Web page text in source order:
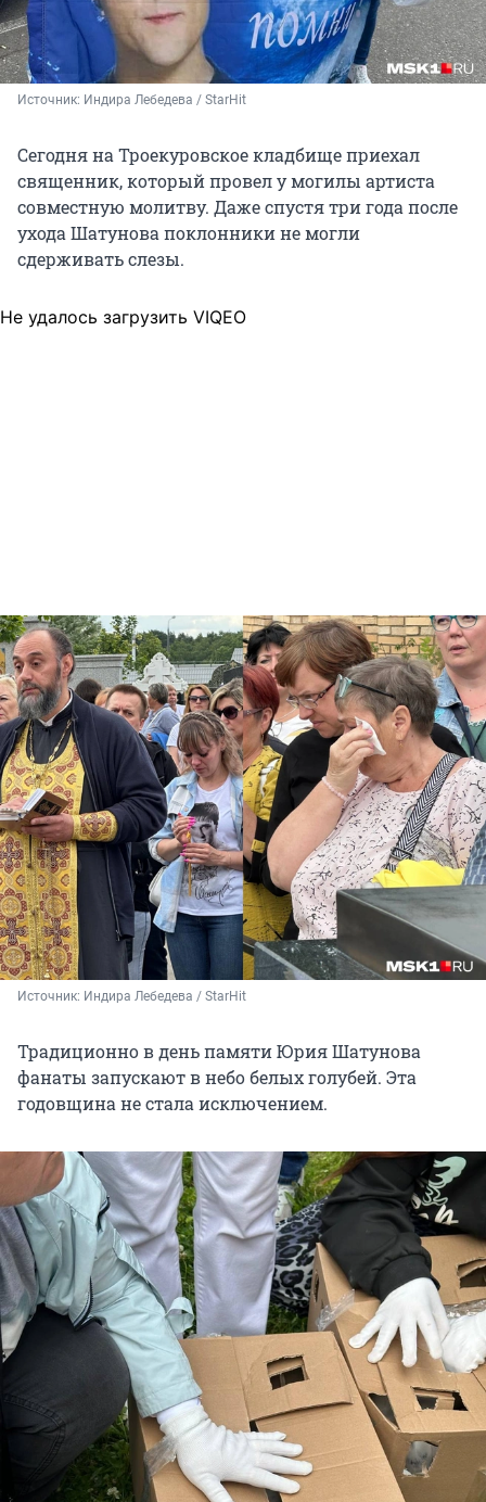
Источник: Индира Лебедева / StarHit
Сегодня на Троекуровское кладбище приехал
священник, который провел у могилы артиста
совместную молитву. Даже спустя три года после
ухода Шатунова поклонники не могли
сдерживать слезы.
Не удалось загрузить VIQEO
Источник: Индира Лебедева / StarHit
Традиционно в день памяти Юрия Шатунова
фанаты запускают в небо белых голубей. Эта
годовщина не стала исключением.